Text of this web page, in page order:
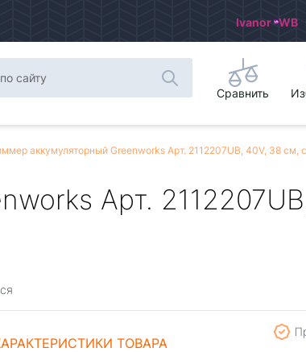
Ivanor WB
Сравнить
аккумуляторный Greenworks Арт. 2112207UB, 40V, 38 см,
Арт.
ТОВАРА